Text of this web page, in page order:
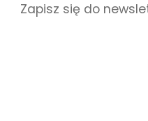
Zapisz się do